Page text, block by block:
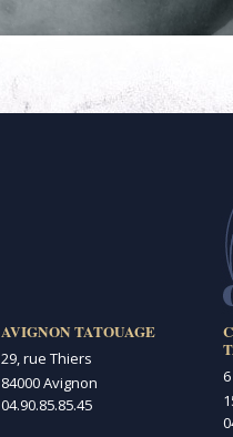
AVIGNON TATOUAGE
29, rue Thiers
84000 Avignon
04.90.85.85.45